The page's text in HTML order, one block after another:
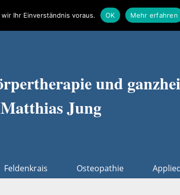
Suchen
nach:
Impressum
und
Jung
Feldenkrais Osteopathie
Ihr Einverständnis voraus. OK Mehr erfahren